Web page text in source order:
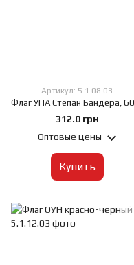
Артикул: 5.1.08.03
312.0 грн
Оптовые цены
Купить